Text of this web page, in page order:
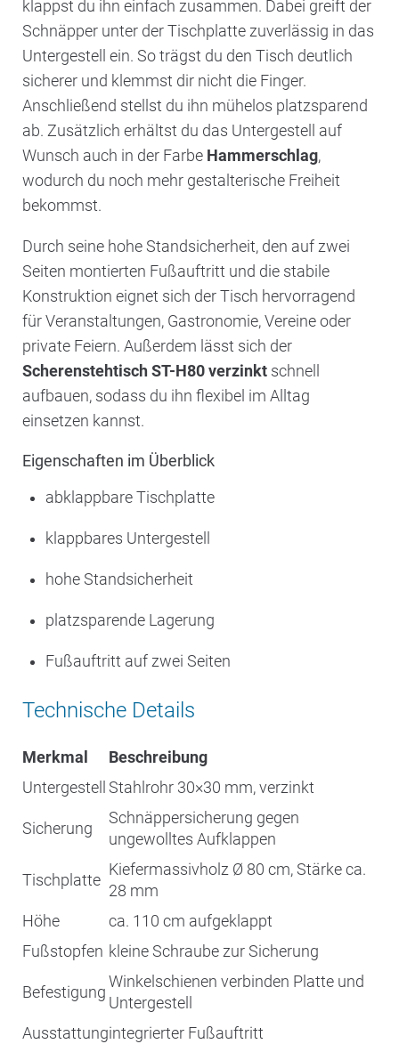
klappst du ihn einfach zusammen. Dabei greift der
Schnäpper unter der Tischplatte zuverlässig in das
Untergestell ein. So trägst du den Tisch deutlich
sicherer und klemmst dir nicht die Finger.
Anschließend stellst du ihn mühelos platzsparend
ab. Zusätzlich erhältst du das Untergestell auf
Wunsch auch in der Farbe Hammerschlag,
wodurch du noch mehr gestalterische Freiheit
bekommst.
Durch seine hohe Standsicherheit, den auf zwei
Seiten montierten Fußauftritt und die stabile
Konstruktion eignet sich der Tisch hervorragend
für Veranstaltungen, Gastronomie, Vereine oder
private Feiern. Außerdem lässt sich der
Scherenstehtisch ST-H80 verzinkt schnell
aufbauen, sodass du ihn flexibel im Alltag
einsetzen kannst.
Eigenschaften im Überblick
abklappbare Tischplatte
klappbares Untergestell
hohe Standsicherheit
platzsparende Lagerung
Fußauftritt auf zwei Seiten
Technische Details
Merkmal
Beschreibung
Untergestell Stahlrohr 30×30 mm, verzinkt
Sicherung
Schnäppersicherung gegen
ungewolltes Aufklappen
Tischplatte
Kiefermassivholz Ø 80 cm, Stärke ca.
28 mm
Höhe
ca. 110 cm aufgeklappt
Fußstopfen kleine Schraube zur Sicherung
Befestigung
Winkelschienen verbinden Platte und
Untergestell
Ausstattungintegrierter Fußauftritt